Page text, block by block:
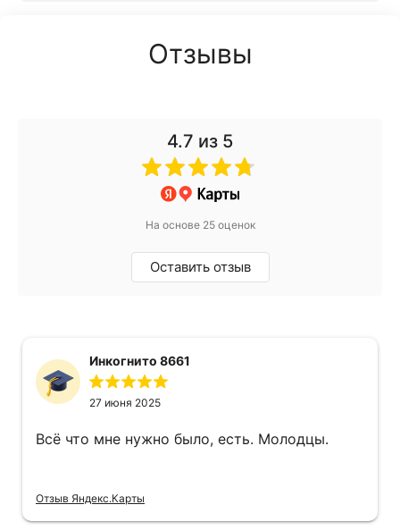
Отзывы
4.7 из 5
На основе 25 оценок
Оставить отзыв
Инкогнито 8661
27 июня 2025
Всё что мне нужно было, есть. Молодцы.
Отзыв Яндекс.Карты